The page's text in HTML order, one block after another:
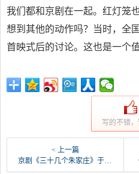
我们都和京剧在一起。红灯笼
想到其他的动作吗？当时，全
首映式后的讨论。这也是一个
写的不错，
< 上一篇
京剧《三十几个朱家庄》于3月29日上演